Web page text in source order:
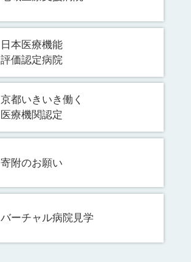
日本医療機能
評価認定病院
京都いきいき働く
医療機関認定
寄附のお願い
バーチャル病院見学